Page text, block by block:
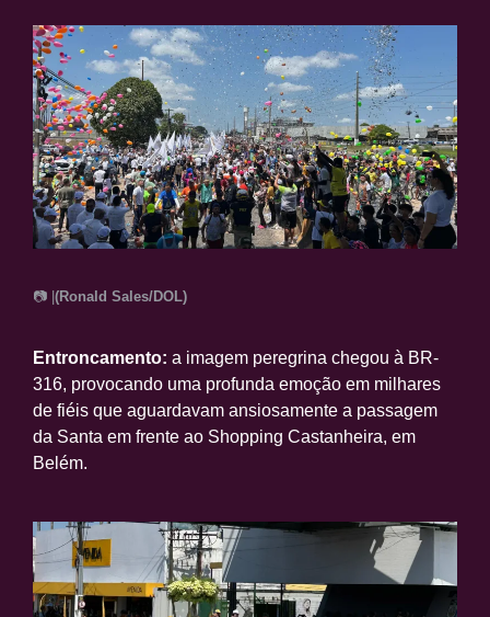
📷 |(Ronald Sales/DOL)
Entroncamento: a imagem peregrina chegou à BR-
316, provocando uma profunda emoção em milhares
de fiéis que aguardavam ansiosamente a passagem
da Santa em frente ao Shopping Castanheira, em
Belém.